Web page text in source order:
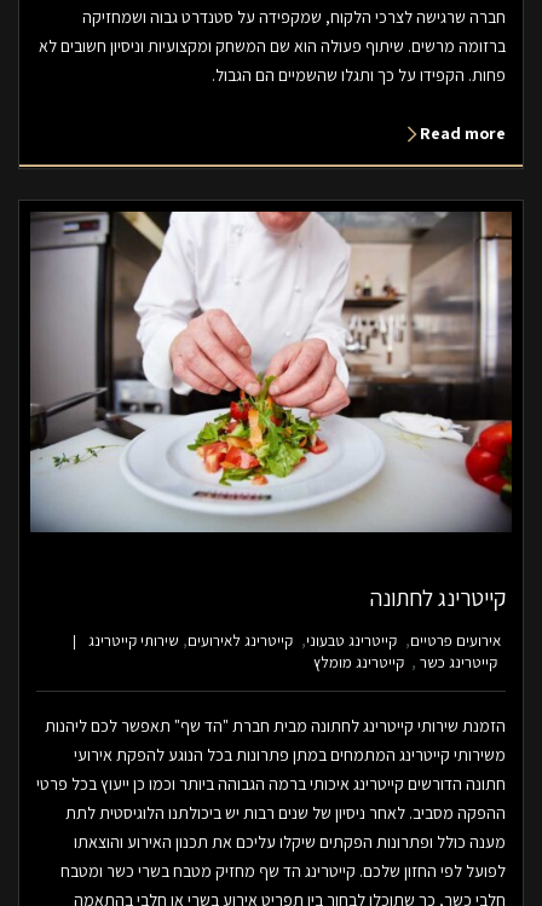
חברה שרגישה לצרכי הלקוח, שמקפידה על סטנדרט גבוה ושמחזיקה
ברזומה מרשים. שיתוף פעולה הוא שם המשחק ומקצועיות וניסיון חשובים לא
פחות. הקפידו על כך ותגלו שהשמיים הם הגבול.
Read more
קייטרינג לחתונה
אירועים פרטיים קייטרינג טבעוני קייטרינג לאירועים שירותי קייטרינג
קייטרינג כשר
קייטרינג מומלץ
הזמנת שירותי קייטרינג לחתונה מבית חברת "הד שף" תאפשר לכם ליהנות
משירותי קייטרינג המתמחים במתן פתרונות בכל הנוגע להפקת אירועי
חתונה הדורשים קייטרינג איכותי ברמה הגבוהה ביותר וכמו כן ייעוץ בכל פרטי
ההפקה מסביב. לאחר ניסיון של שנים רבות יש ביכולתנו הלוגיסטית לתת
מענה כולל ופתרונות הפקתים שיקלו עליכם את תכנון האירוע והוצאתו
לפועל לפי החזון שלכם. קייטרינג הד שף מחזיק מטבח בשרי כשר ומטבח
חלבי כשר, כך שתוכלו לבחור בין תפריט אירוע בשרי או חלבי בהתאמה